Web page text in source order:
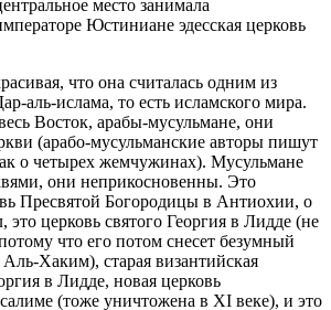
место занимала
Юстиниане эдесская церковь
что она считалась одним из
аль-ислама, то есть исламского мира.
Восток, арабы-мусульмане, они
(арабо-мусульманские авторы пишут
о четырех жемчужинах). Мусульмане
они неприкосновенны. Это
Пресвятой Богородицы в Антиохии, о
это церковь святого Георгия в Лидде (не
что его потом снесет безумный
Хаким), старая византийская
в Лидде, новая церковь
(тоже уничтожена в XI веке), и это